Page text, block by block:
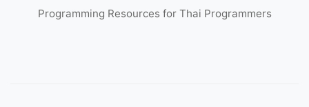
Programming Resources for Thai Programmers